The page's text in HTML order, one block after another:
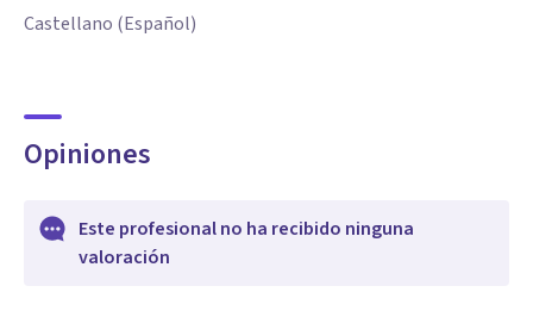
Castellano (Español)
Opiniones
Este profesional no ha recibido ninguna
valoración